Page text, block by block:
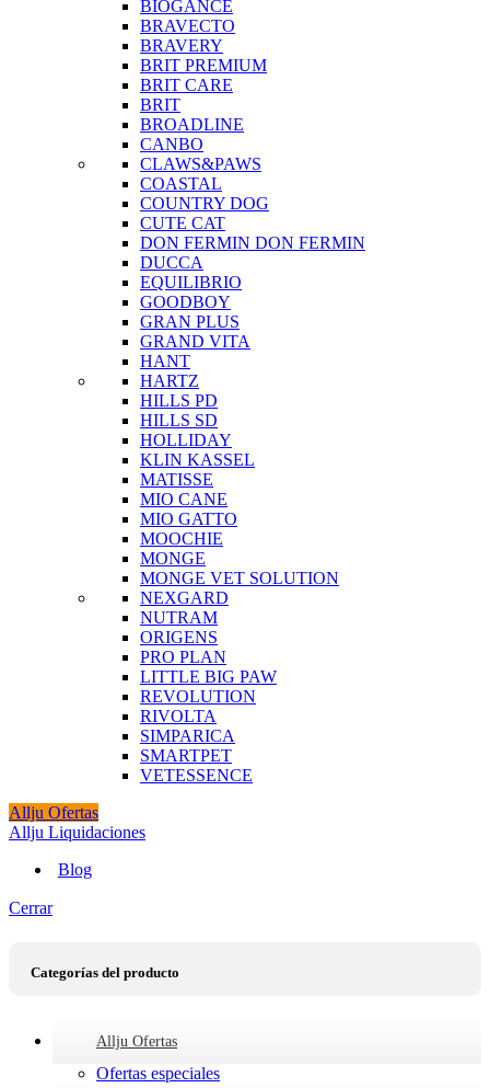
BIOGANCE
BRAVECTO
BRAVERY
BRIT PREMIUM
BRIT CARE
BRIT
BROADLINE
CANBO
CLAWS&PAWS
COASTAL
COUNTRY DOG
CUTE CAT
DON FERMIN DON FERMIN
DUCCA
EQUILIBRIO
GOODBOY
GRAN PLUS
GRAND VITA
HANT
HARTZ
HILLS PD
HILLS SD
HOLLIDAY
KLIN KASSEL
MATISSE
MIO CANE
MIO GATTO
MOOCHIE
MONGE
MONGE VET SOLUTION
NEXGARD
NUTRAM
ORIGENS
PRO PLAN
LITTLE BIG PAW
REVOLUTION
RIVOLTA
SIMPARICA
SMARTPET
VETESSENCE
Allju Ofertas
Allju Liquidaciones
Blog
Cerrar
Categorías del producto
Allju Ofertas
Ofertas especiales